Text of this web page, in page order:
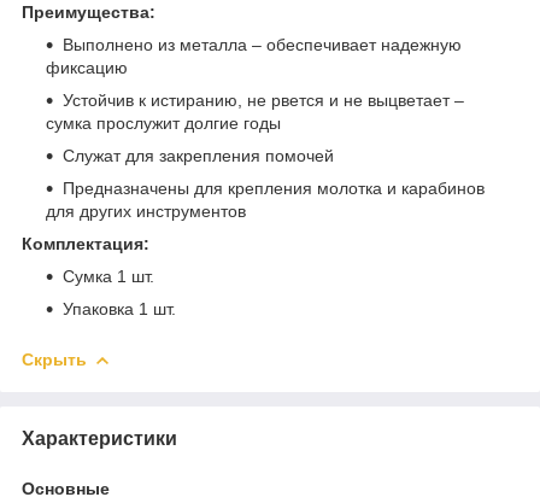
Преимущества:
Выполнено из металла – обеспечивает надежную
фиксацию
Устойчив к истиранию, не рвется и не выцветает –
сумка прослужит долгие годы
Служат для закрепления помочей
Предназначены для крепления молотка и карабинов
для других инструментов
Комплектация:
Сумка 1 шт.
Упаковка 1 шт.
Скрыть
Характеристики
Основные